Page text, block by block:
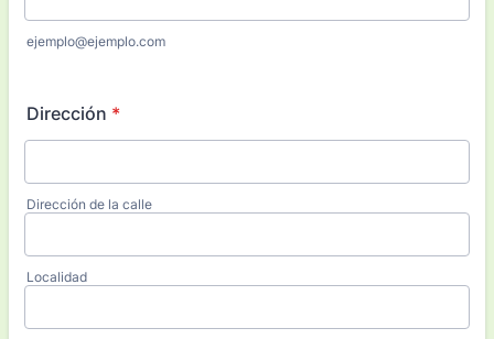
ejemplo@ejemplo.com
Dirección *
Dirección de la calle
Localidad